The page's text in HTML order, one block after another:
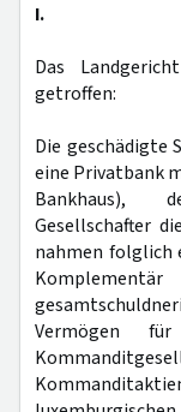
I.
Das
getroffen:
Die geschädigte
eine Privatbank
Bankhaus),
Gesellschafter
nahmen folglich
Vermögen